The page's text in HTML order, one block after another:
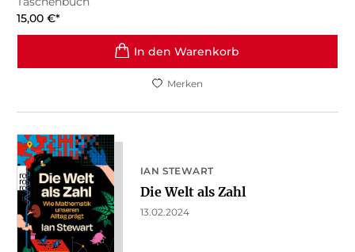
15,00 €*
In den Warenkorb
Merken
IAN STEWART
Die Welt als Zahl
13.02.2024